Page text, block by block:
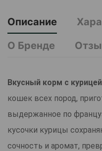
Описание
О Бренде
Вкусный корм с курицей
кошек всех пород,
выдержанное по
кусочки курицы
сочность и аромат,